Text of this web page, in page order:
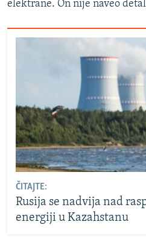
elektrane. On nije naveo
ČITAJTE:
Rusija se nadvija nad
energiji u Kazahstanu